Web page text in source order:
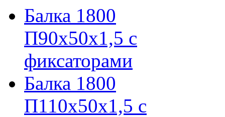
Балка 1800
П90х50х1,5 с
фиксаторами
Балка 1800
П110х50х1,5 с